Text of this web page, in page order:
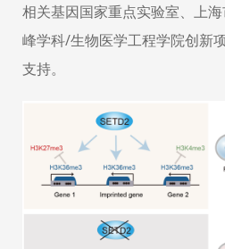
相关基因国家重点实验室、上
峰学科/生物医学工程学院创新
支持。